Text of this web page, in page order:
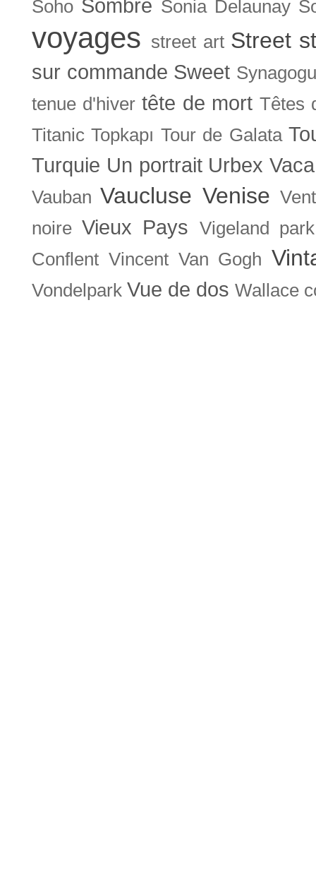
Soho Sombre Sonia Delaunay
voyages street art Street
sur commande Sweet
tenue d'hiver tête de mort Têtes
Titanic Topkapı Tour de Galata
Turquie Un portrait Urbex
Vauban Vaucluse Venise
noire Vieux Pays
Vigeland park
Conflent Vincent Van Gogh
Vondelpark Vue de dos Wallace